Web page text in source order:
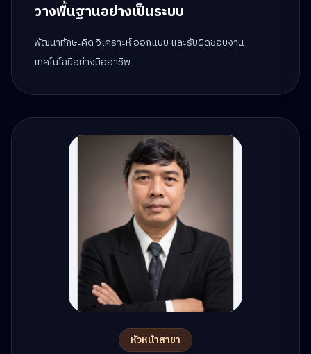
หัวหน้าสาขา
วางพื้นฐานอย่างเป็นระบบ
พัฒนาทักษะคิด วิเคราะห์ ออกแบบ และรับผิดชอบงาน
เทคโนโลยีอย่างมืออาชีพ